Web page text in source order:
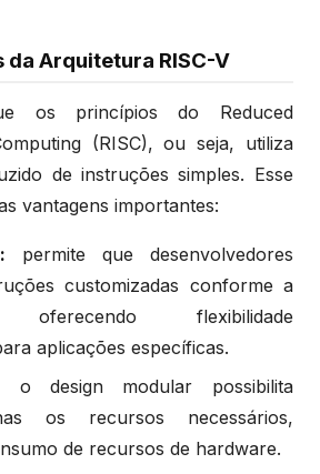
Arquitetura RISC-V
os princípios do Reduced
(RISC), ou seja, utiliza
de instruções simples. Esse
vantagens importantes:
permite que desenvolvedores
customizadas conforme a
oferecendo flexibilidade
aplicações específicas.
o design modular possibilita
os recursos necessários,
de recursos de hardware.